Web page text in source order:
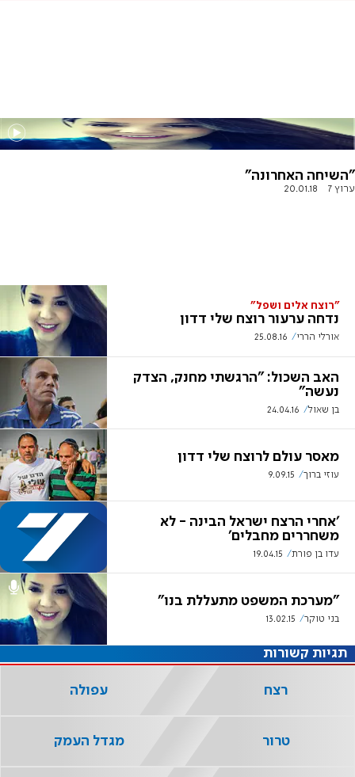
"השיחה האחרונה"
ערוץ 7 20.01.18
"רוצח אלים ושפל"
נדחה ערעור רוצח שלי דדון
אורלי הררי 25.08.16
האב השכול: "הרגשתי מחנק, הצדק
נעשה"
בן שאול 24.04.16
מאסר עולם לרוצח שלי דדון
עוזי ברוך 9.09.15
'אחרי הרצח ישראל הבינה - לא
משחררים מחבלים'
עדו בן פורת 19.04.15
"מערכת המשפט מתעללת בנו"
בני טוקר 13.02.15
תגיות קשורות
רצח עפולה
טרור מגדל העמק